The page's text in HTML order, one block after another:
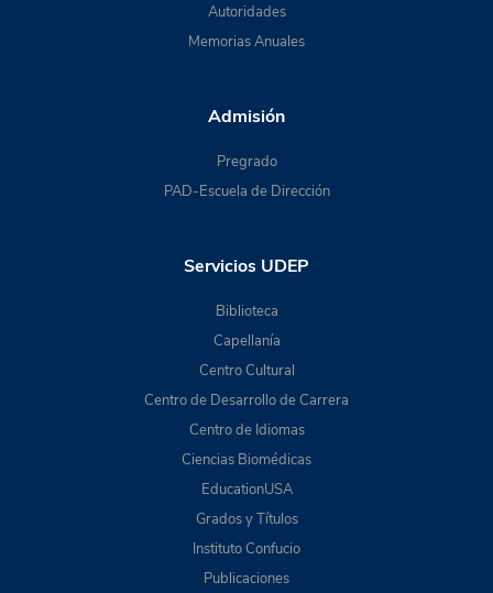
Autoridades
Memorias Anuales
Admisión
Pregrado
PAD-Escuela de Dirección
Servicios UDEP
Biblioteca
Capellanía
Centro Cultural
Centro de Desarrollo de Carrera
Centro de Idiomas
Ciencias Biomédicas
EducationUSA
Grados y Títulos
Instituto Confucio
Publicaciones